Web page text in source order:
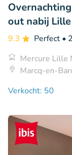
out nabij Lille
9.3 Perfect •
Mercure Lille
Marcq-en-
Verkocht: 50